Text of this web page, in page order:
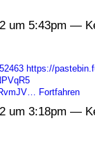
um 5:43pm —
https://
Fortfahren
um 3:18pm —